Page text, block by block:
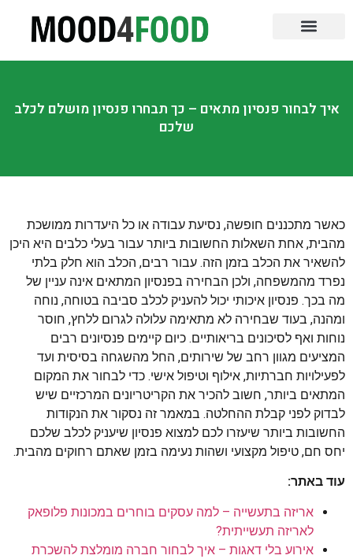
איך לבחור פנסיון מתאים – כך תבחרו פנסיון מושלם לכלב
שלכם
כאשר מתכננים חופשה, נסיעת עבודה או כל היעדרות ממושכת
מהבית, אחת השאלות החשובות ביותר עבור בעלי כלבים היא היכן
להשאיר את הכלב בזמן הזה. עבור רבים, הכלב הוא חלק בלתי
נפרד מהמשפחה, ולכן הבחירה בפנסיון המתאים אינה עניין של
מה בכך. פנסיון איכותי יכול להעניק לכלב סביבה בטוחה, נוחה
ומהנה, בעוד שבחירה לא מתאימה עלולה לגרום ללחץ, חוסר
נוחות ואף לסיכונים בריאותיים. כיום קיימים פנסיונים רבים
המציעים מגוון רחב של שירותים, החל מהשגחה בסיסית ועד
לפעילויות חברתיות, אילוף וטיפול אישי. כדי לבחור את המקום
המתאים ביותר, חשוב להכיר את הקריטריונים המרכזיים שיש
לבדוק לפני קבלת ההחלטה. במאמר זה נסקור את הנקודות
החשובות ביותר שיעזרו לכם למצוא פנסיון שיעניק לכלב שלכם
יחס חם, טיפול מקצועי ושהות נעימה בזמן שאתם רחוקים מהבית.
עוד באתר:
אריזה בתעשייה – למה עסקים בוחרים במכונות פלופאק
לאריזה תעשייתית?
אירוע בלי דאגות – איך לבחור חברה מומלצת להשכרת